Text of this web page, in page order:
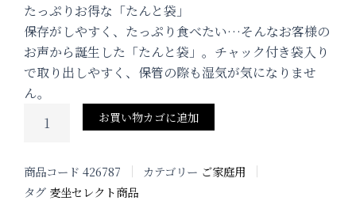
たっぷりお得な「たんと袋」
保存がしやすく、たっぷり食べたい…そんなお客様の
お声から誕生した「たんと袋」。チャック付き袋入り
で取り出しやすく、保管の際も湿気が気になりませ
ん。
産
小
お買い物カゴに追加
商品コード 426787 カテゴリー ご家庭用
タグ 麦坐セレクト商品